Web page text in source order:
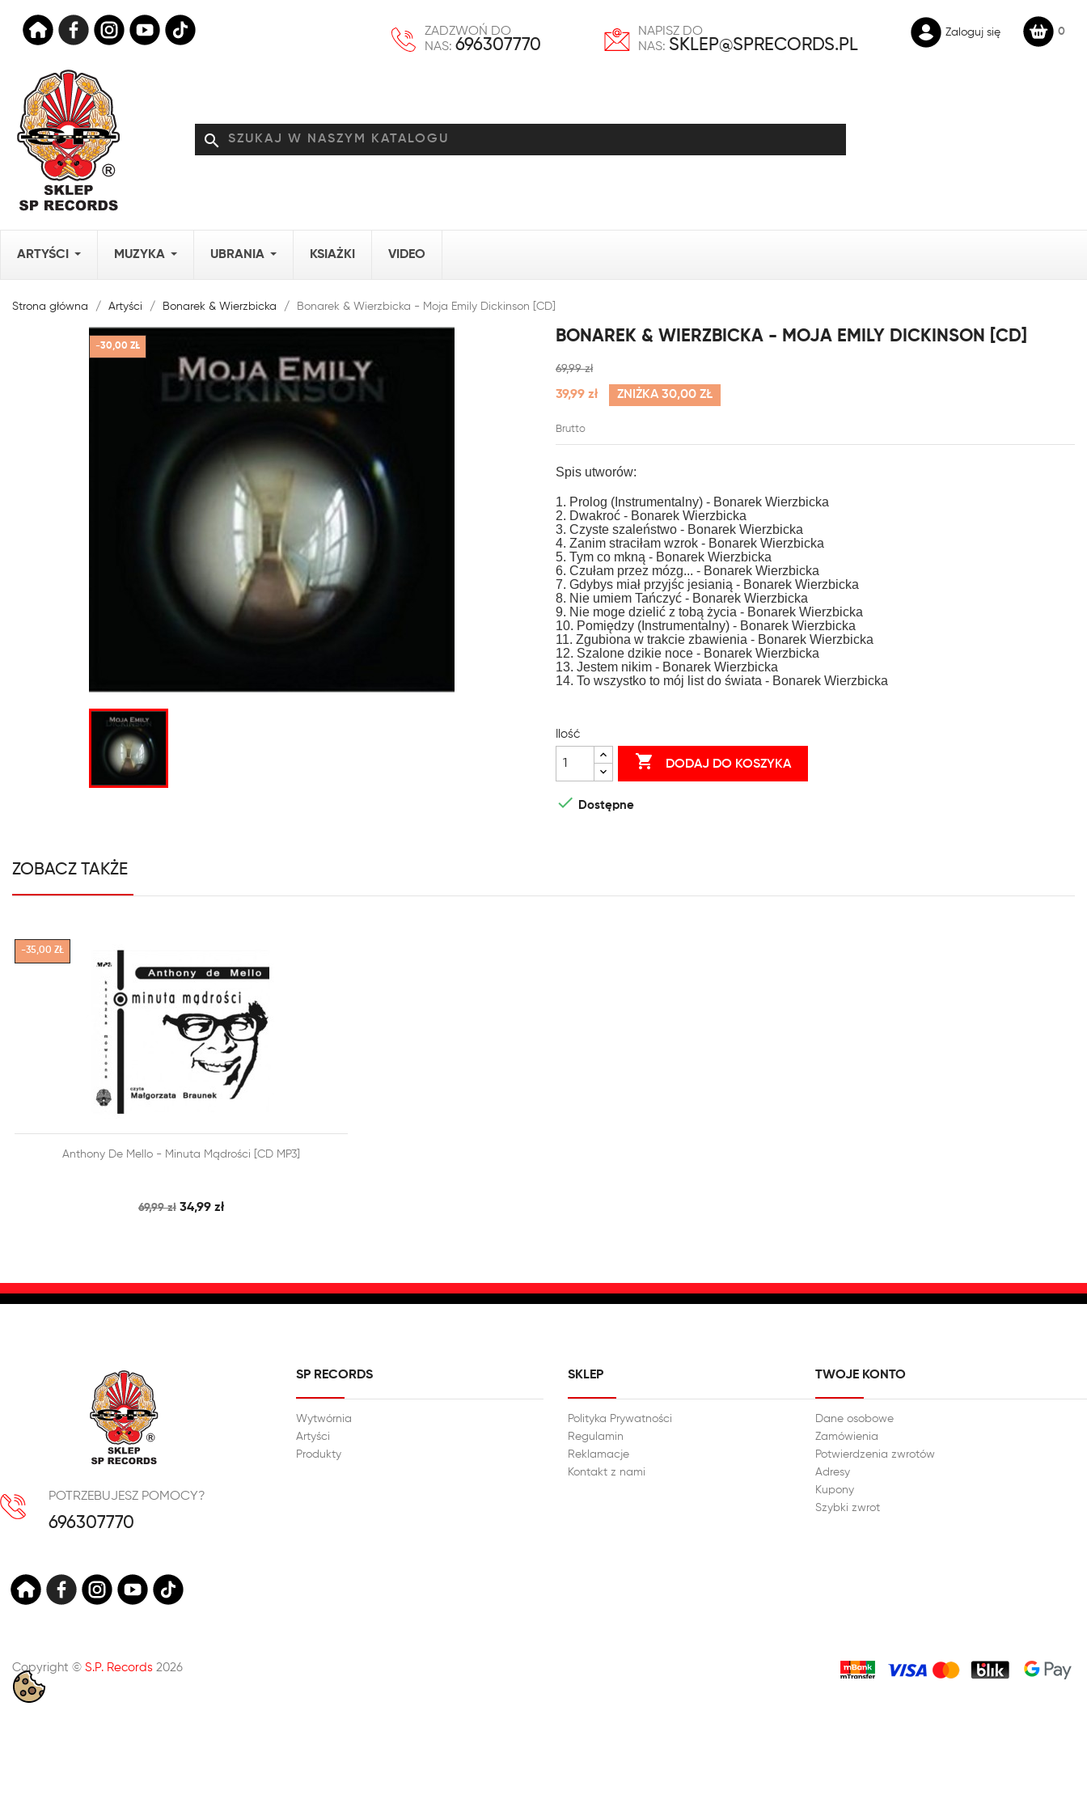
ZADZWOŃ DO
NAS: 696307770
NAPISZ DO
NAS: SKLEP@SPRECORDS.PL
Zaloguj się 0
search
ARTYŚCI MUZYKA UBRANIA KSIAŻKI VIDEO
Strona główna Artyści Bonarek & Wierzbicka Bonarek & Wierzbicka - Moja Emily Dickinson [CD]
-30,00 ZŁ
BONAREK & WIERZBICKA - MOJA EMILY DICKINSON [CD]
69,99 zł
39,99 zł ZNIŻKA 30,00 ZŁ
Brutto
Spis utworów:
1. Prolog (Instrumentalny) - Bonarek Wierzbicka
2. Dwakroć - Bonarek Wierzbicka
3. Czyste szaleństwo - Bonarek Wierzbicka
4. Zanim straciłam wzrok - Bonarek Wierzbicka
5. Tym co mkną - Bonarek Wierzbicka
6. Czułam przez mózg... - Bonarek Wierzbicka
7. Gdybys miał przyjśc jesianią - Bonarek Wierzbicka
8. Nie umiem Tańczyć - Bonarek Wierzbicka
9. Nie moge dzielić z tobą życia - Bonarek Wierzbicka
10. Pomiędzy (Instrumentalny) - Bonarek Wierzbicka
11. Zgubiona w trakcie zbawienia - Bonarek Wierzbicka
12. Szalone dzikie noce - Bonarek Wierzbicka
13. Jestem nikim - Bonarek Wierzbicka
14. To wszystko to mój list do świata - Bonarek Wierzbicka
Ilość
 DODAJ DO KOSZYKA
 Dostępne
ZOBACZ TAKŻE
DODAJ DO KOSZYKA SZYBKI PODGLĄD
Anthony De Mello - Minuta Mądrości [CD MP3]
69,99 zł 34,99 zł
-35,00 ZŁ
POTRZEBUJESZ POMOCY?
696307770
SP RECORDS
Wytwórnia
Artyści
Produkty
SKLEP
Polityka Prywatności
Regulamin
Reklamacje
Kontakt z nami
TWOJE KONTO
Dane osobowe
Zamówienia
Potwierdzenia zwrotów
Adresy
Kupony
Szybki zwrot
Copyright © S.P. Records 2026